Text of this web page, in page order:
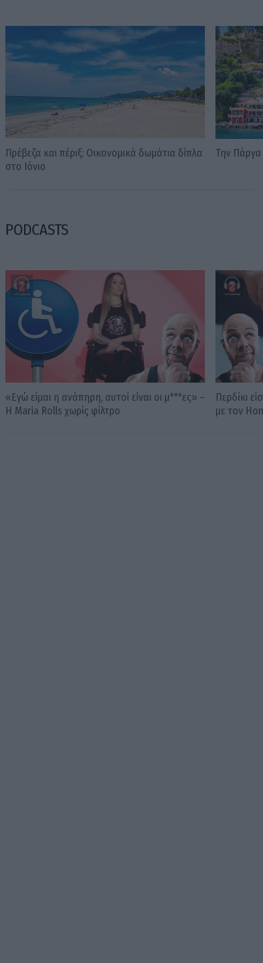
Πρέβεζα και πέριξ: Οικονομικά δωμάτια δίπλα
στο Ιόνιο
Την Πάργα
PODCASTS
«Εγώ είμαι η ανάπηρη, αυτοί είναι οι μ***ες» –
Η Maria Rolls χωρίς φίλτρο
Περδίκι
με τον